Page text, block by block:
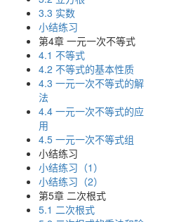
3.3 实数
小结练习
第4章 一元一次不等式
4.1 不等式
4.2 不等式的基本性质
4.3 一元一次不等式的解
法
4.4 一元一次不等式的应
用
4.5 一元一次不等式组
小结练习
小结练习（1）
小结练习（2）
第5章 二次根式
5.1 二次根式